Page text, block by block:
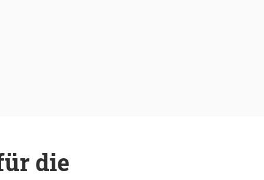
die